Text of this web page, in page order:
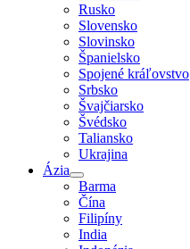
Rusko
Slovensko
Slovinsko
Španielsko
Spojené kráľovstvo
Srbsko
Švajčiarsko
Švédsko
Taliansko
Ukrajina
Ázia
Barma
Čína
Filipíny
India